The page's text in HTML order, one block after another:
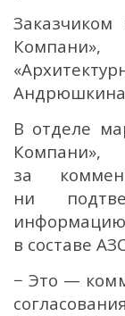
Заказчиком
В отделе
за
ни
в составе
− Это —